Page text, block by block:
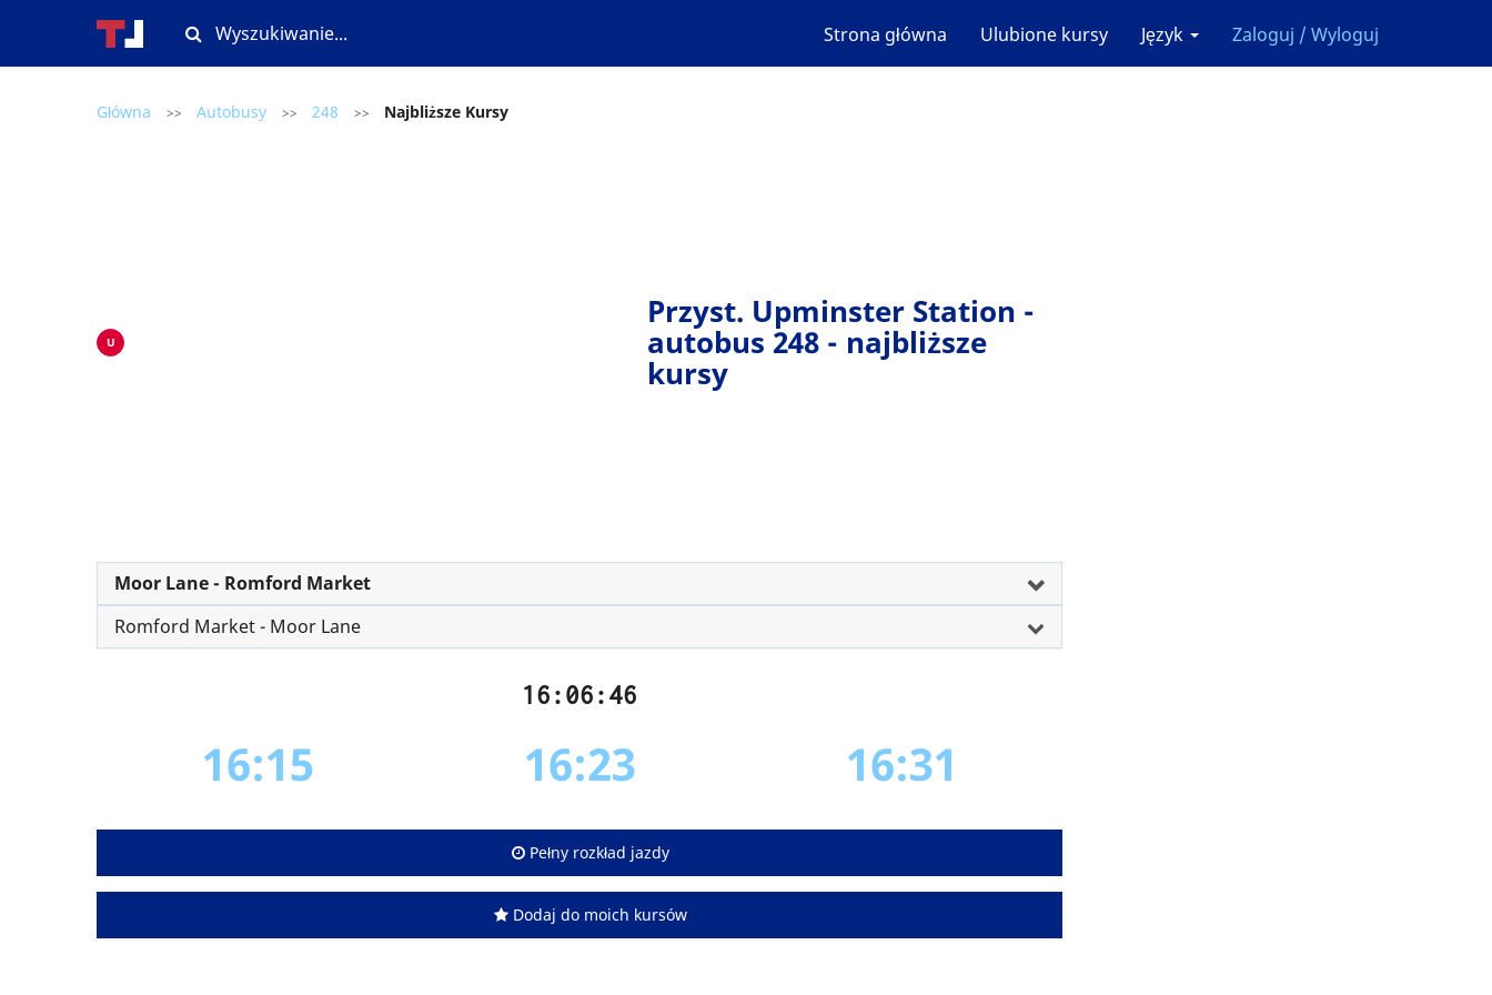
Strona główna Ulubione kursy Język Zaloguj / Wyloguj
Główna >> Autobusy >> 248 >> Najbliższe Kursy
U
Przyst. Upminster Station -
autobus 248 - najbliższe
kursy
Moor Lane - Romford Market
Romford Market - Moor Lane
16:06:46
16:15 16:23 16:31
Pełny rozkład jazdy
Dodaj do moich kursów